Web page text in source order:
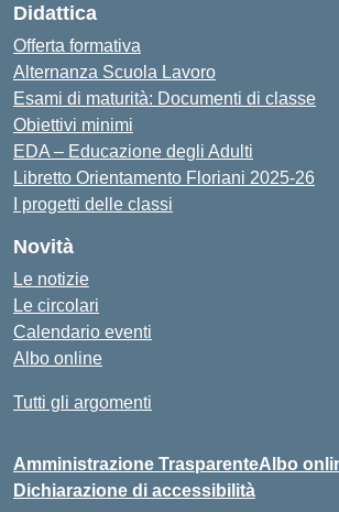
Didattica
Offerta formativa
Alternanza Scuola Lavoro
Esami di maturità: Documenti di classe
Obiettivi minimi
EDA – Educazione degli Adulti
Libretto Orientamento Floriani 2025-26
I progetti delle classi
Novità
Le notizie
Le circolari
Calendario eventi
Albo online
Tutti gli argomenti
Amministrazione TrasparenteAlbo
Dichiarazione di accessibilità